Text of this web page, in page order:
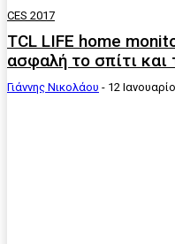
CES 2017
TCL LIFE home
ασφαλή το σπίτι και
Γιάννης Νικολάου - 12